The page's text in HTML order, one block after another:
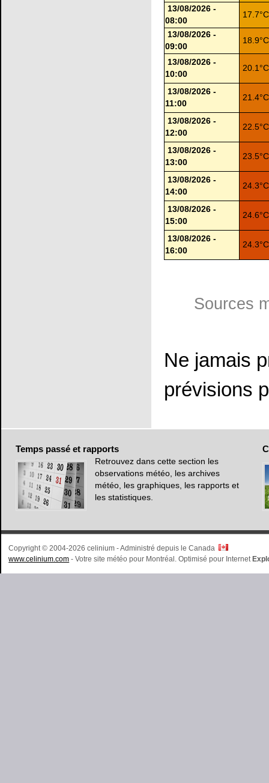
13/08/2026 -
08:00
13/08/2026 -
09:00
13/08/2026 -
10:00
13/08/2026 -
11:00
13/08/2026 -
12:00
13/08/2026 -
13:00
13/08/2026 -
14:00
13/08/2026 -
15:00
13/08/2026 -
16:00
Sources
Ne jamais
prévisions
Temps passé et rapports
Retrouvez dans cette section les
observations météo, les archives
météo, les graphiques, les rapports et
les statistiques.
Copyright © 2004-2026 celinium - Administré depuis le Canada
www.celinium.com - Votre site météo pour Montréal. Optimisé pour Internet